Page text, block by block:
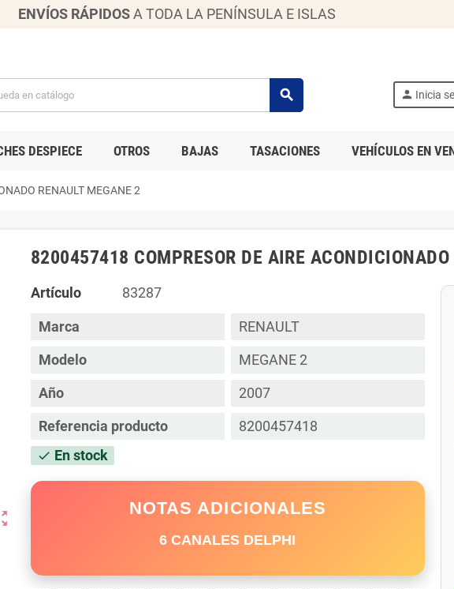
ENVÍOS RÁPIDOS A TODA LA PENÍNSULA E ISLAS
search person Inicia
DESPIECE OTROS BAJAS TASACIONES VEHÍCULOS EN
RENAULT MEGANE 2
8200457418 COMPRESOR DE AIRE
Artículo 83287
Marca
RENAULT
Modelo
MEGANE 2
Año
2007
Referencia producto
8200457418
check En stock
NOTAS ADICIONALES
6 CANALES DELPHI